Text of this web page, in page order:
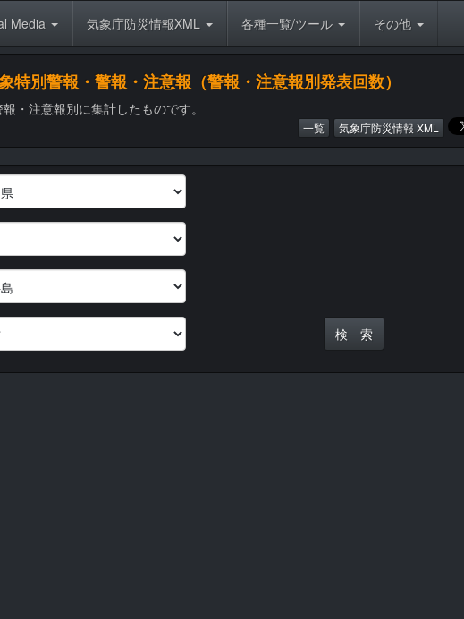
Media 気象庁防災情報XML 各種一覧/ツール その他
特別警報・警報・注意報（警報・注意報別発表回数）
・注意報別に集計したものです。
一覧 気象庁防災情報 XML